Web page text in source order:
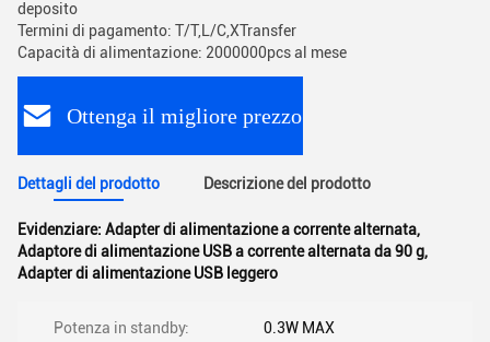
deposito
Termini di pagamento: T/T,L/C,XTransfer
Capacità di alimentazione: 2000000pcs al mese
Ottenga il migliore prezzo
Dettagli del prodotto Descrizione del prodotto
Evidenziare: Adapter di alimentazione a corrente alternata,
Adaptore di alimentazione USB a corrente alternata da 90 g,
Adapter di alimentazione USB leggero
Potenza in standby: 0.3W MAX